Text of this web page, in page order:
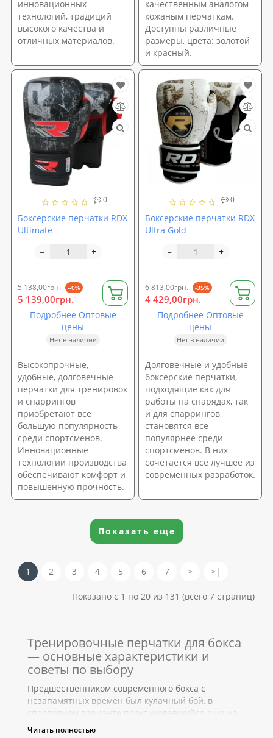
инновационных
технологий, традиций
высокого качества и
отличных материалов.
качественным аналогом
кожаным перчаткам.
Доступны различные
размеры, цвета: золотой
и красный.
0
Боксерские перчатки RDX
Ultimate
5 138,00грн. --0%
5 139,00грн.
Подробнее Оптовые
цены
Нет в наличии
Высокопрочные,
удобные, долговечные
перчатки для тренировок
и спаррингов
приобретают все
большую популярность
среди спортсменов.
Инновационные
технологии производства
обеспечивают комфорт и
повышенную прочность.
0
Боксерские перчатки RDX
Ultra Gold
6 813,00грн. -35%
4 429,00грн.
Подробнее Оптовые
цены
Нет в наличии
Долговечные и удобные
боксерские перчатки,
подходящие как для
работы на снарядах, так
и для спаррингов,
становятся все
популярнее среди
спортсменов. В них
сочетается все лучшее из
современных разработок.
Показать еще
1 2 3 4 5 6 7 > >|
Показано с 1 по 20 из 131 (всего 7 страниц)
Тренировочные перчатки для бокса
— основные характеристики и
советы по выбору
Предшественником современного бокса с
незапамятных времен был кулачный бой, в
спортивном варианте практиковавшийся еще на
древнегреческих олимпиадах. Правда, руки
Читать полностью